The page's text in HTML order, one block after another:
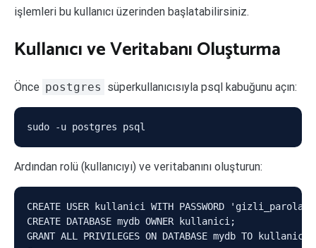
işlemleri bu kullanıcı üzerinden başlatabilirsiniz.
Kullanıcı ve Veritabanı Oluşturma
Önce postgres süperkullanıcısıyla psql kabuğunu açın:
sudo -u postgres psql
Ardından rolü (kullanıcıyı) ve veritabanını oluşturun:
CREATE USER kullanici WITH PASSWORD 'gizli_parola';
CREATE DATABASE mydb OWNER kullanici;
GRANT ALL PRIVILEGES ON DATABASE mydb TO kullanici;